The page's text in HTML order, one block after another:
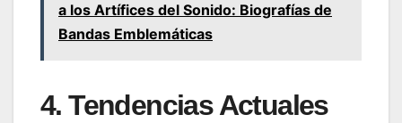
a los Artífices del Sonido: Biografías de
Bandas Emblemáticas
4. Tendencias Actuales